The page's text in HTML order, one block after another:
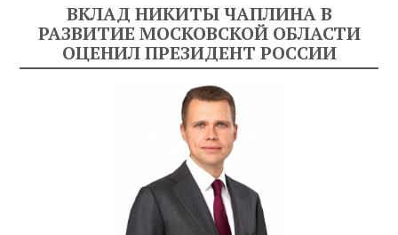
ВКЛАД НИКИТЫ ЧАПЛИНА В
РАЗВИТИЕ МОСКОВСКОЙ ОБЛАСТИ
ОЦЕНИЛ ПРЕЗИДЕНТ РОССИИ